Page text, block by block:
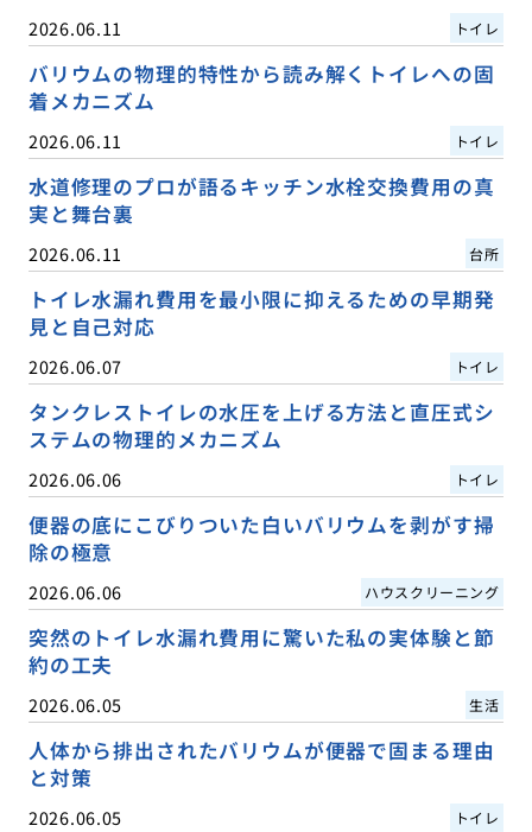
2026.06.11 トイレ
バリウムの物理的特性から読み解くトイレへの固
着メカニズム
2026.06.11 トイレ
水道修理のプロが語るキッチン水栓交換費用の真
実と舞台裏
2026.06.11 台所
トイレ水漏れ費用を最小限に抑えるための早期発
見と自己対応
2026.06.07 トイレ
タンクレストイレの水圧を上げる方法と直圧式シ
ステムの物理的メカニズム
2026.06.06 トイレ
便器の底にこびりついた白いバリウムを剥がす掃
除の極意
2026.06.06 ハウスクリーニング
突然のトイレ水漏れ費用に驚いた私の実体験と節
約の工夫
2026.06.05 生活
人体から排出されたバリウムが便器で固まる理由
と対策
2026.06.05 トイレ